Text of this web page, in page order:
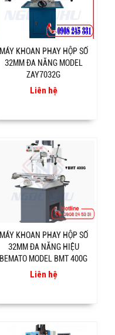
MÁY KHOAN PHAY HỘP SỐ
32MM ĐA NĂNG MODEL
ZAY7032G
Liên hệ
MÁY KHOAN PHAY HỘP SỐ
32MM ĐA NĂNG HIỆU
BEMATO MODEL BMT 400G
Liên hệ